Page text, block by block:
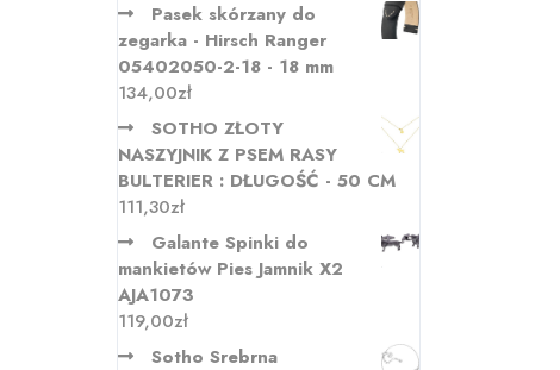
Pasek skórzany do
zegarka - Hirsch Ranger
05402050-2-18 - 18 mm
134,00zł
SOTHO ZŁOTY
NASZYJNIK Z PSEM RASY
BULTERIER : DŁUGOŚĆ - 50 CM
111,30zł
Galante Spinki do
mankietów Pies Jamnik X2
AJA1073
119,00zł
Sotho Srebrna